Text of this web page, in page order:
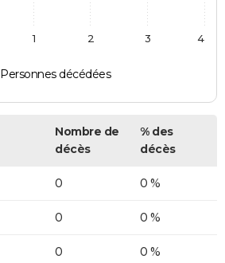
Personnes décédées
1 2 3 4
Nombre de
décès
% des
décès
0 0 %
0 0 %
0 0 %